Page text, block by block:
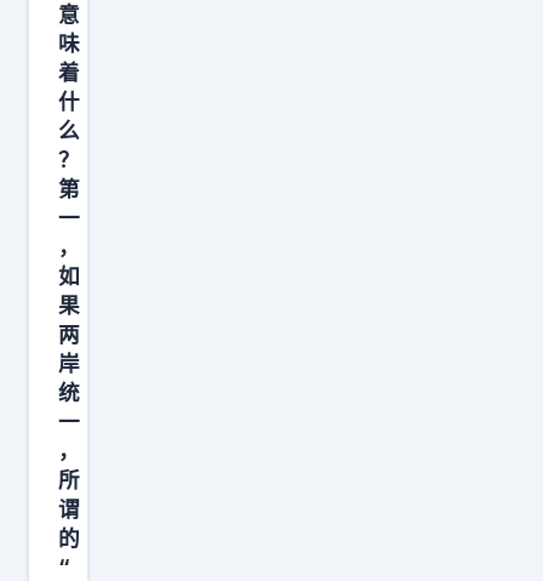
全
部
经
过
与
死
亡
诱
因
，
暂
未
对
网
传
网
络
。
江
南
微
评
悲
剧
全
程
在
线
上
演
，
让
人
唏
意
味
着
什
么
？
第
一
，
如
果
两
岸
统
一
，
所
谓
的
“